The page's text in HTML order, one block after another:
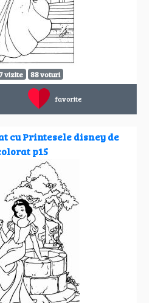
vizite 88 voturi
favorite
cu Printesele disney de
p15